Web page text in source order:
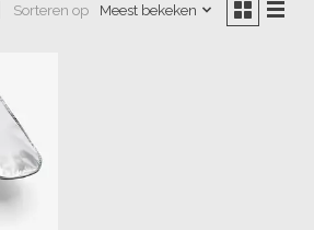
Sorteren op Meest bekeken